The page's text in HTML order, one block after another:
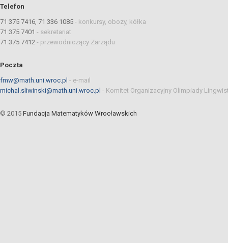
Telefon
71 375 7416, 71 336 1085 - konkursy, obozy, kółka
71 375 7401 - sekretariat
71 375 7412 - przewodniczący Zarządu
Poczta
fmw@math.uni.wroc.pl - e-mail
michal.sliwinski@math.uni.wroc.pl - Komitet Organizacyjny Olimpiady
© 2015 Fundacja Matematyków Wrocławskich